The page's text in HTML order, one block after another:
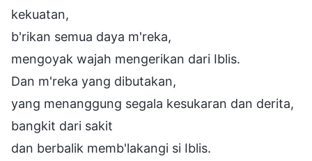
kekuatan,
b'rikan semua daya m'reka,
mengoyak wajah mengerikan dari Iblis.
Dan m'reka yang dibutakan,
yang menanggung segala kesukaran dan derita,
bangkit dari sakit
dan berbalik memb'lakangi si Iblis.